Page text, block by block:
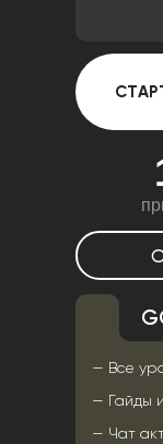
— Все
— Гайды
— Чат